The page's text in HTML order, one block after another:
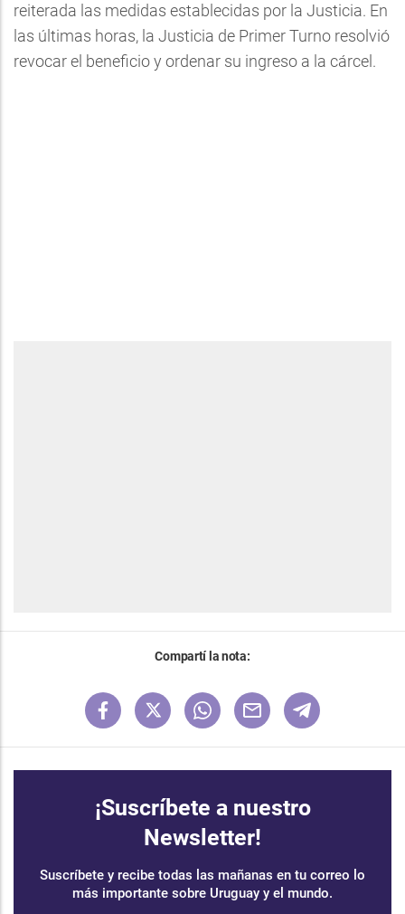
reiterada las medidas establecidas por la Justicia. En
las últimas horas, la Justicia de Primer Turno resolvió
revocar el beneficio y ordenar su ingreso a la cárcel.
Compartí la nota:
¡Suscríbete a nuestro
Newsletter!
Suscríbete y recibe todas las mañanas en tu correo lo
más importante sobre Uruguay y el mundo.